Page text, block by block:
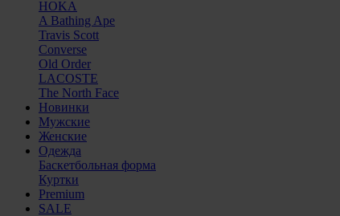
HOKA
A Bathing Ape
Travis Scott
Converse
Old Order
LACOSTE
The North Face
Новинки
Мужские
Женские
Одежда
Баскетбольная форма
Куртки
Premium
SALE